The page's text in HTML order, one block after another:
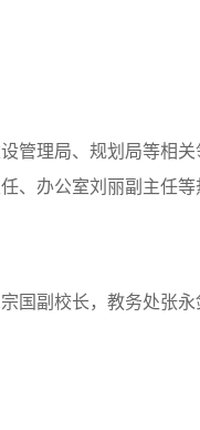
管理局、规划局等相
、办公室刘丽副主任等
国副校长，教务处张